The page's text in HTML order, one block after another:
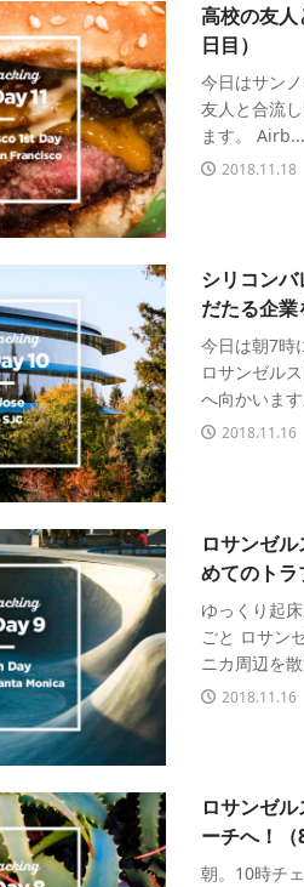
高校の友
日目）
今日はサン
友人と合流
ます。 Airb...
2018.11.18
シリコン
だたる企
今日は朝7時
ロサンゼル
へ向かいま
2018.11.16
ロサンゼ
めてのト
ゆっくり起
ごと ロサン
ニカ周辺を
2018.11.16
ロサンゼ
ーチへ！（
朝。10時チ